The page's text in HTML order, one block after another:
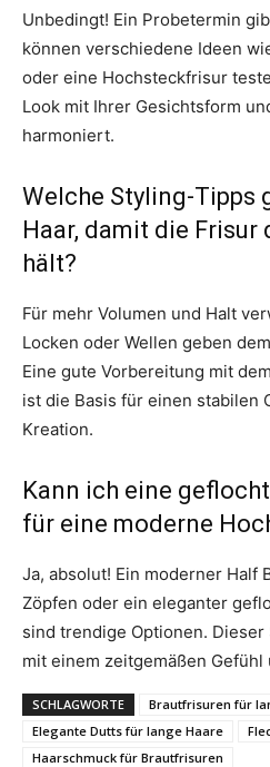
Unbedingt! Ein Probetermin
können verschiedene Ideen
oder eine Hochsteckfrisur
Look mit Ihrer Gesichtsform
harmoniert.
Welche Styling-Tipps
Haar, damit die Frisur
hält?
Für mehr Volumen und Halt
Locken oder Wellen geben
Eine gute Vorbereitung mit
ist die Basis für einen stabilen
Kreation.
Kann ich eine
für eine moderne
Ja, absolut! Ein moderner Half
Zöpfen oder ein eleganter
sind trendige Optionen.
mit einem zeitgemäßen Gefühl
SCHLAGWORTE
Brautfrisuren für
Elegante Dutts für lange Haare
Haarschmuck für Brautfrisuren